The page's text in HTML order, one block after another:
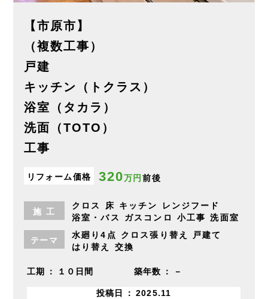
【市原市】
（複数工事）
戸建
キッチン（トクラス）
浴室（タカラ）
洗面（TOTO）
工事
リフォーム価格 320万円 前後
施 工
クロス 床 キッチン
レンジフード
浴室・バス
ガスコンロ 小工事 洗面室
テーマ
水廻り4点 クロス張り替え
戸建て
はり替え
交換
工期 １０日間 築年数 －
投稿日 2025.11